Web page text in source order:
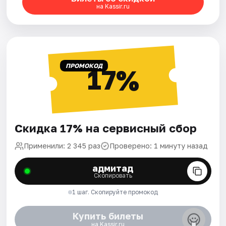
на Kassir.ru
ПРОМОКОД17%
Скидка 17% на сервисный сбор
Применили: 2 345 раз Проверено: 1 минуту назад
адмитад
Скопировать
1 шаг. Скопируйте промокод
Купить билеты
на Kassir.ru